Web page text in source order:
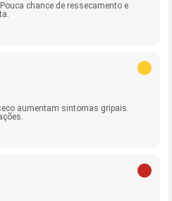
chance de ressecamento e
aumentam sintomas gripais.